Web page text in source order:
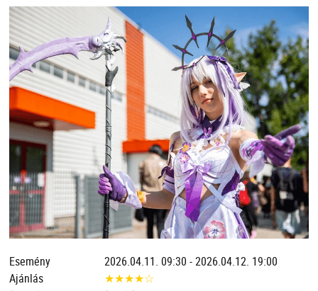
Esemény
2026.04.11. 09:30 - 2026.04.12. 19:00
Ajánlás
★★★★☆